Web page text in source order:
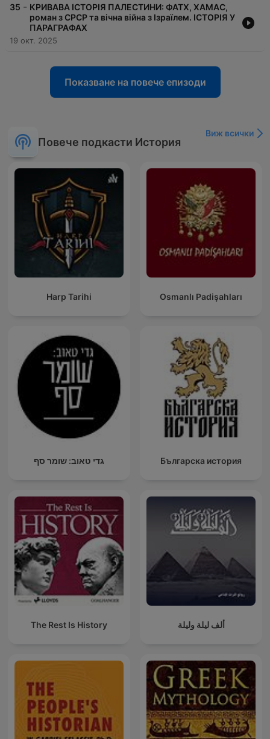
35 - КРИВАВА ІСТОРІЯ ПАЛЕСТИНИ: ФАТХ, ХАМАС,
роман з СРСР та вічна війна з Ізраїлем. ІСТОРІЯ У
ПАРАГРАФАХ
19 окт. 2025
Показване на повече епизоди
Повече подкасти История
Виж всички
Harp Tarihi Osmanlı Padişahları
גדי טאוב: שומר סף Българска история
The Rest Is History ألف ليلة وليلة